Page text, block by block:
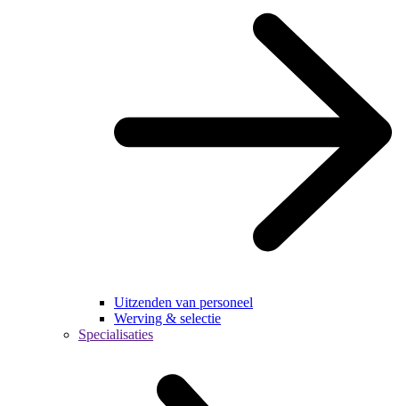
Uitzenden van personeel
Werving & selectie
Specialisaties